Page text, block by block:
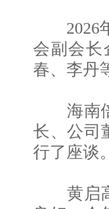
2026年
会副会长
春、李丹
海南倍
长、公司
行了座谈
黄启高